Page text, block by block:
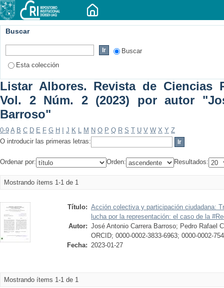
Buscar
Buscar
Esta colección
Listar Albores. Revista de Ciencias
Vol. 2 Núm. 2 (2023) por autor
Barroso"
0-9 A B C D E F G H J K L M N O P Q R S T U V W X Y Z
O introducir las primeras letras:
Ordenar por: Orden: Resultados:
Mostrando ítems 1-1 de 1
Título: Acción colectiva y participación ciudadana:
lucha por la representación: el caso de la
Autor: José Antonio Carrera Barroso; Pedro Rafael
ORCID; 0000-0002-3833-6963; 0000-0002-
Fecha: 2023-01-27
Mostrando ítems 1-1 de 1